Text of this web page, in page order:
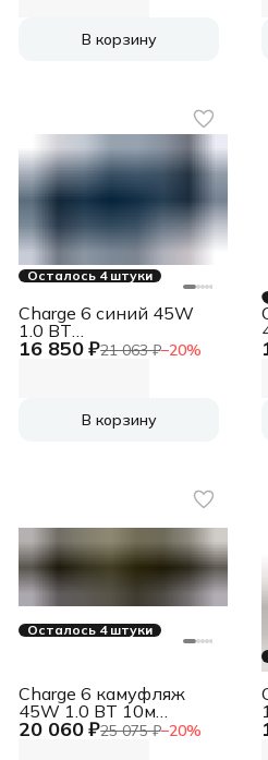
В корзину
Осталось 4 штуки
16 850 ₽21 063 ₽−20%
Charge 6 синий 45W
1.0 BT
(JBLCHARGE6BLU)
В корзину
Осталось 4 штуки
20 060 ₽25 075 ₽−20%
Charge 6 камуфляж
45W 1.0 BT 10м
7500mAh